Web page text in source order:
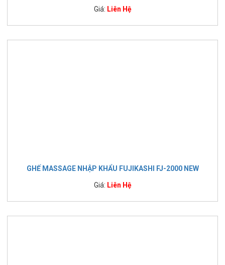
Giá: Liên Hệ
GHẾ MASSAGE NHẬP KHẨU FUJIKASHI FJ-2000 NEW
Giá: Liên Hệ